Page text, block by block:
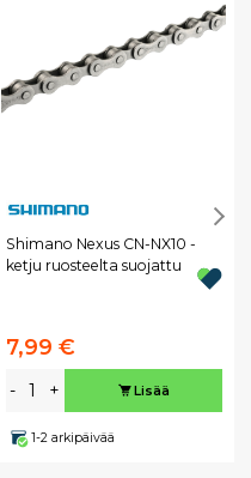
Shimano Nexus CN-NX10 -
ketju ruosteelta suojattu
7,99 €
- + Lisää
1-2 arkipäivää